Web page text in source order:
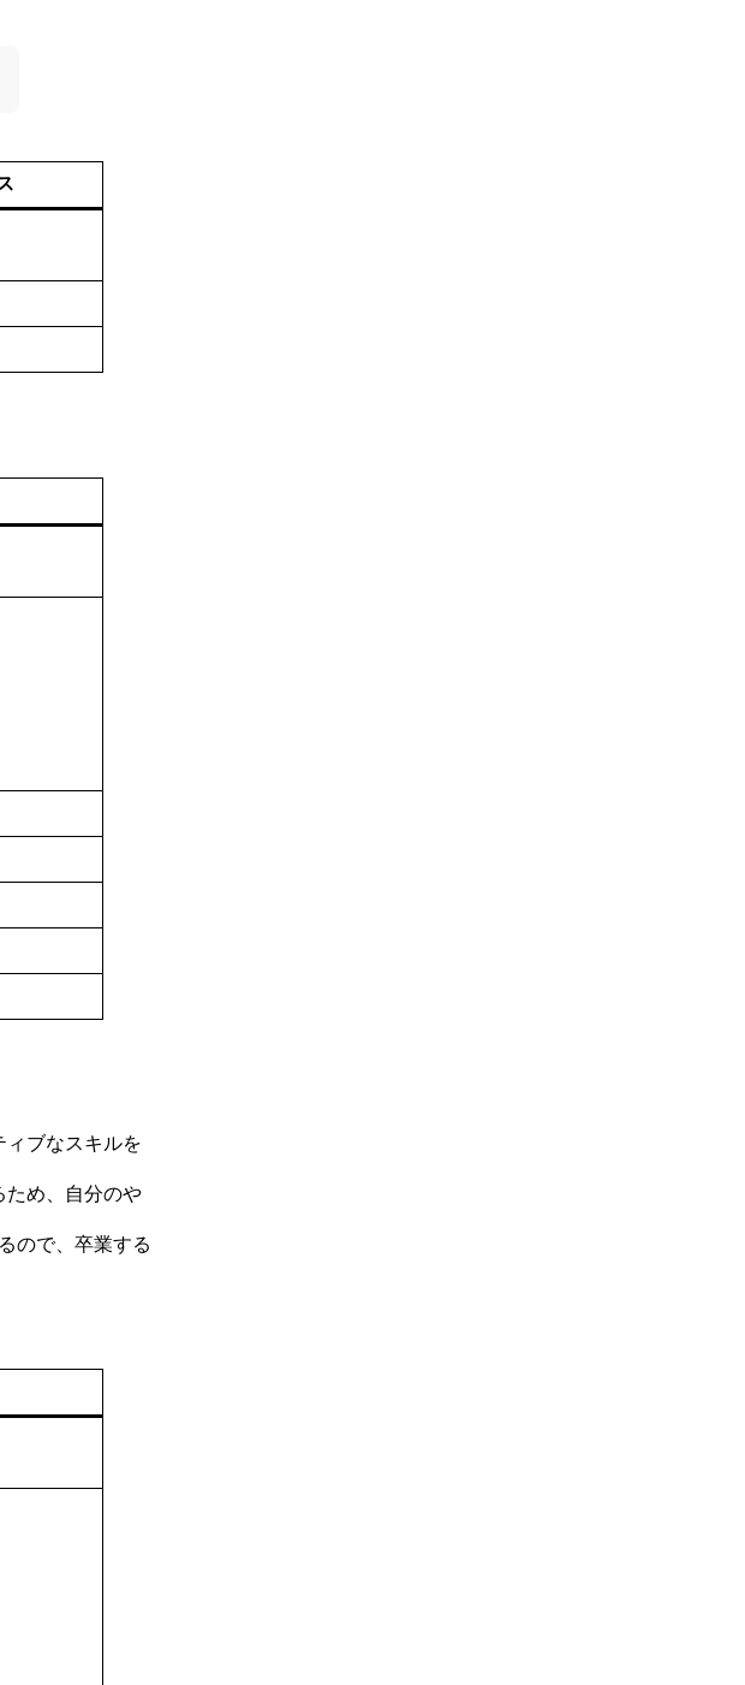
ィブなスキルを
ため、自分のや
ので、卒業する